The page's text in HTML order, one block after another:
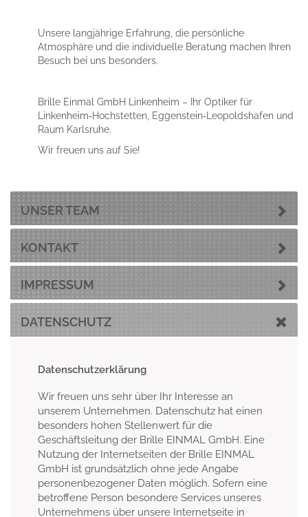
Unsere langjährige Erfahrung, die persönliche
Atmosphäre und die individuelle Beratung machen Ihren
Besuch bei uns besonders.
Brille Einmal GmbH Linkenheim – Ihr Optiker für
Linkenheim‑Hochstetten, Eggenstein‑Leopoldshafen und
Raum Karlsruhe.
Wir freuen uns auf Sie!
UNSER TEAM
KONTAKT
IMPRESSUM
DATENSCHUTZ
Datenschutzerklärung
Wir freuen uns sehr über Ihr Interesse an
unserem Unternehmen. Datenschutz hat einen
besonders hohen Stellenwert für die
Geschäftsleitung der Brille EINMAL GmbH. Eine
Nutzung der Internetseiten der Brille EINMAL
GmbH ist grundsätzlich ohne jede Angabe
personenbezogener Daten möglich. Sofern eine
betroffene Person besondere Services unseres
Unternehmens über unsere Internetseite in